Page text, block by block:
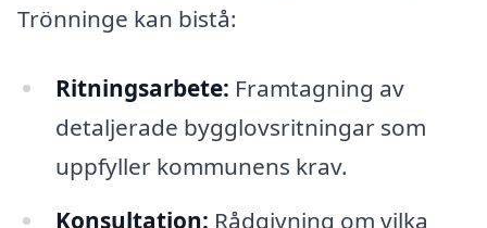
Trönninge kan bistå:
Ritningsarbete: Framtagning av
detaljerade bygglovsritningar som
uppfyller kommunens krav.
Konsultation: Rådgivning om vilka